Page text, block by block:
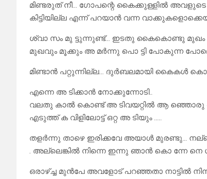
മിണ്ടരുത് നീ… ഗോപന്റെ കൈക്കുള്ളിൽ
കിട്ടിയില്ല എന്ന് പറയാൻ വന്ന
ശ്വാ സം മു ട്ടുന്നുണ്ട്… ഇടതു കൈകൊണ്ടു മുഖം
മുഖവും മൂക്കും അ മർന്നു പൊ ട്ടി പോകുന്ന
മിണ്ടാൻ പറ്റുന്നില്ല… ദുർബലമായി കൈകൾ
എന്നെ അ ടിക്കാൻ നോക്കുന്നോടി..
വലതു കാൽ കൊണ്ട് അ ടിവയറ്റിൽ ആ ഞ്ഞൊരു
എടുത്ത് ക വിളിലോട്ട് ഒറ്റ അ ടിയും …..
തളർന്നു താഴെ ഇരിക്കവേ അയാൾ മുരണ്ടു…
. അല്ലെങ്കിൽ നിന്നെ ഇന്നു ഞാൻ കൊ ന്നേ നെ
ഒരാഴ്ച്ച മുൻപേ അവളോട് പറഞ്ഞതാ നാട്ടിൽ